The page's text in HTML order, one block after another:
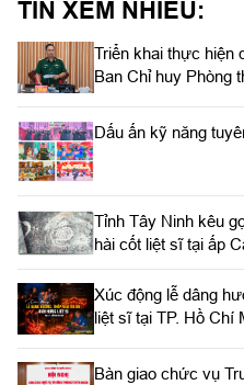
TIN XEM NHIỀU:
Triển khai thực hiện
Ban Chỉ huy Phòng
Dấu ấn kỹ năng
Tỉnh Tây Ninh kêu
hài cốt liệt sĩ tại ấp
Xúc động lễ dâng
liệt sĩ tại TP. Hồ Chí
Bàn giao chức vụ